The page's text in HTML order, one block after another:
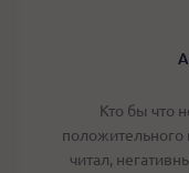
Кто бы что
положительного
читал,